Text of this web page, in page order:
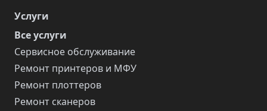
Услуги
Все услуги
Сервисное обслуживание
Ремонт принтеров и МФУ
Ремонт плоттеров
Ремонт сканеров